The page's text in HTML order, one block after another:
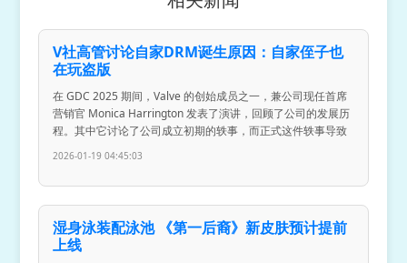
V社高管讨论自家DRM诞生原因：自家侄子也
在玩盗版
在 GDC 2025 期间，Valve 的创始成员之一，兼公司现任首席
营销官 Monica Harrington 发表了演讲，回顾了公司的发展历
程。其中它讨论了公司成立初期的轶事，而正式这件轶事导致
2026-01-19 04:45:03
湿身泳装配泳池 《第一后裔》新皮肤预计提前
上线